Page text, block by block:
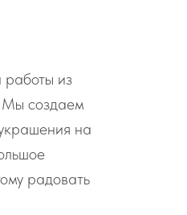
из
Мы создаем
на
радовать